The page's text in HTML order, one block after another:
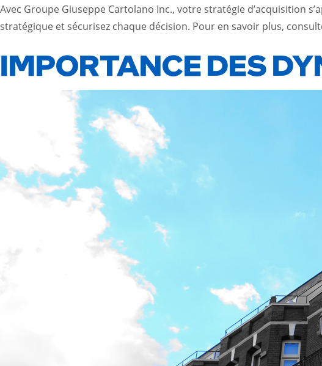
Avec Groupe Giuseppe Cartolano Inc., votre stratégie d’acquisition
stratégique et sécurisez chaque décision. Pour en savoir plus,
IMPORTANCE DES